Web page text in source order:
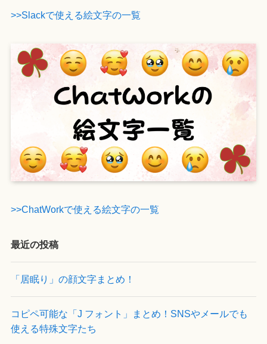
>>Slackで使える絵文字の一覧
>>ChatWorkで使える絵文字の一覧
最近の投稿
「居眠り」の顔文字まとめ！
コピペ可能な「J フォント」まとめ！SNSやメールでも
使える特殊文字たち